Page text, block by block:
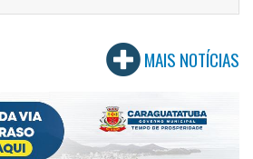
MAIS NOTÍCIAS